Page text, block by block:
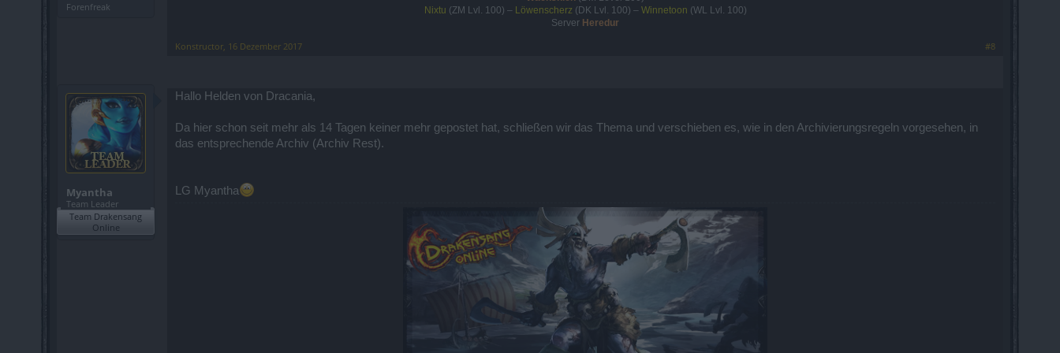
Forenfreak
Nixtu (ZM Lvl. 100) – Löwenscherz (DK Lvl. 100) – Winnetoon (WL Lvl. 100)
Server Heredur
Konstructor, 16 Dezember 2017 #8
Myantha
Team Leader
Team Drakensang
Online
Hallo Helden von Dracania,
Da hier schon seit mehr als 14 Tagen keiner mehr gepostet hat, schließen wir das Thema und verschieben es, wie in den Archivierungsregeln vorgesehen, in
das entsprechende Archiv (Archiv Rest).
LG Myantha